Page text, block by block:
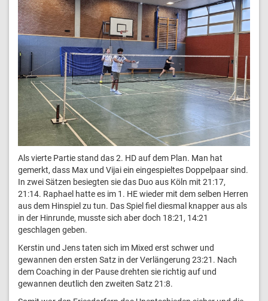
Als vierte Partie stand das 2. HD auf dem Plan. Man hat
gemerkt, dass Max und Vijai ein eingespieltes Doppelpaar sind.
In zwei Sätzen besiegten sie das Duo aus Köln mit 21:17,
21:14. Raphael hatte es im 1. HE wieder mit dem selben Herren
aus dem Hinspiel zu tun. Das Spiel fiel diesmal knapper aus als
in der Hinrunde, musste sich aber doch 18:21, 14:21
geschlagen geben.
Kerstin und Jens taten sich im Mixed erst schwer und
gewannen den ersten Satz in der Verlängerung 23:21. Nach
dem Coaching in der Pause drehten sie richtig auf und
gewannen deutlich den zweiten Satz 21:8.